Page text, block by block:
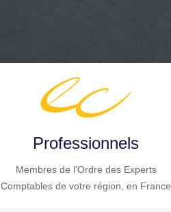
Professionnels
Membres de l'Ordre des Experts
Comptables de votre région, en France